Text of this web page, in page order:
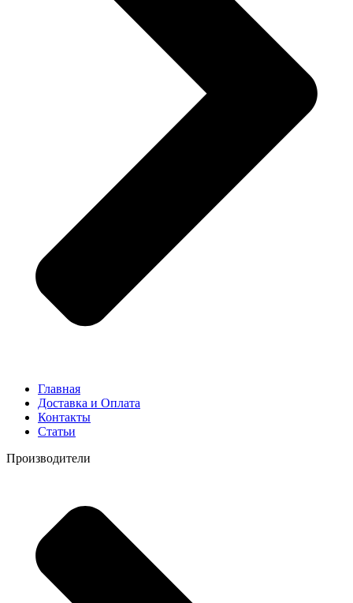
Главная
Доставка и Оплата
Контакты
Статьи
Производители